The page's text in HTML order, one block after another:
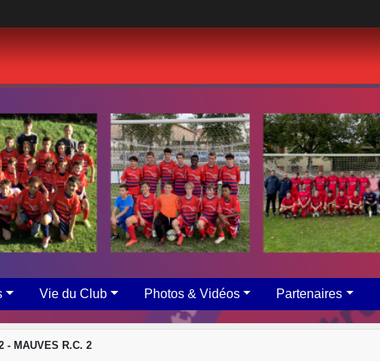
Vie du Club Photos & Vidéos Partenaires
- MAUVES R.C. 2